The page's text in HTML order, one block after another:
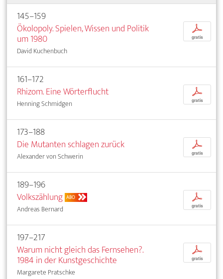
145–159
Ökolopoly. Spielen, Wissen und Politik
um 1980
David Kuchenbuch
p
gratis
161–172
Rhizom. Eine Wörterflucht
Henning Schmidgen
p
gratis
173–188
Die Mutanten schlagen zurück
Alexander von Schwerin
p
gratis
189–196
Volkszählung ABO
Andreas Bernard
p
gratis
197–217
Warum nicht gleich das Fernsehen?.
1984 in der Kunstgeschichte
Margarete Pratschke
p
gratis